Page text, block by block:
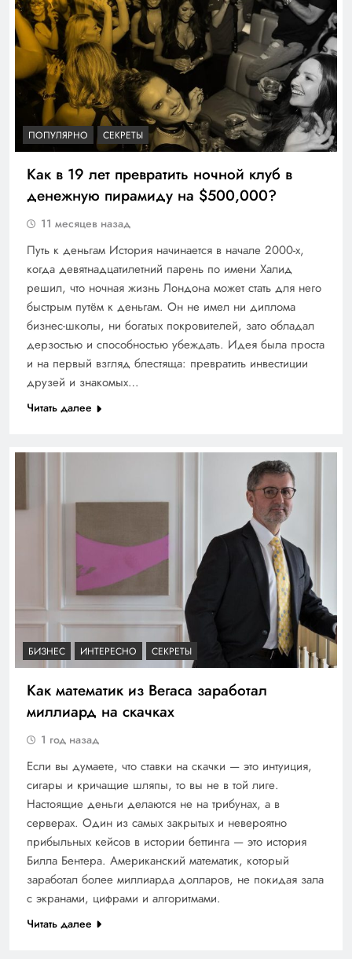
ПОПУЛЯРНО СЕКРЕТЫ
Как в 19 лет превратить ночной клуб в
денежную пирамиду на $500,000?
11 месяцев назад
Путь к деньгам История начинается в начале 2000-х,
когда девятнадцатилетний парень по имени Халид
решил, что ночная жизнь Лондона может стать для него
быстрым путём к деньгам. Он не имел ни диплома
бизнес-школы, ни богатых покровителей, зато обладал
дерзостью и способностью убеждать. Идея была проста
и на первый взгляд блестяща: превратить инвестиции
друзей и знакомых…
Читать далее
БИЗНЕС ИНТЕРЕСНО СЕКРЕТЫ
Как математик из Вегаса заработал
миллиард на скачках
1 год назад
Если вы думаете, что ставки на скачки — это интуиция,
сигары и кричащие шляпы, то вы не в той лиге.
Настоящие деньги делаются не на трибунах, а в
серверах. Один из самых закрытых и невероятно
прибыльных кейсов в истории беттинга — это история
Билла Бентера. Американский математик, который
заработал более миллиарда долларов, не покидая зала
с экранами, цифрами и алгоритмами.
Читать далее